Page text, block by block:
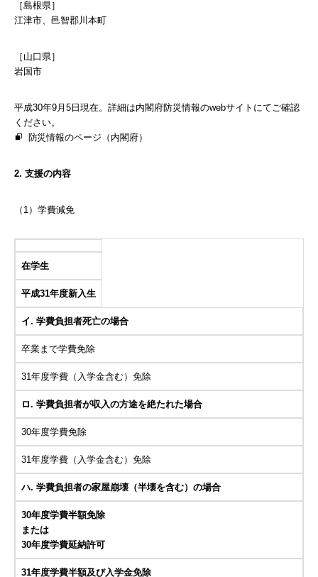
［島根県］
江津市、邑智郡川本町
［山口県］
岩国市
平成30年9月5日現在。詳細は内閣府防災情報のwebサイトにてご確認
ください。
防災情報のページ（内閣府）
2. 支援の内容
（1）学費減免
在学生
平成31年度新入生
イ. 学費負担者死亡の場合
卒業まで学費免除
31年度学費（入学金含む）免除
ロ. 学費負担者が収入の方途を絶たれた場合
30年度学費免除
31年度学費（入学金含む）免除
ハ. 学費負担者の家屋崩壊（半壊を含む）の場合
30年度学費半額免除
または
30年度学費延納許可
31年度学費半額及び入学金免除